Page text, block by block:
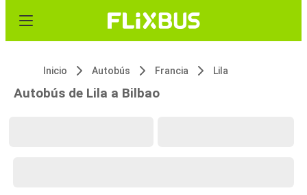
Inicio Autobús Francia Lila
Autobús de Lila a Bilbao